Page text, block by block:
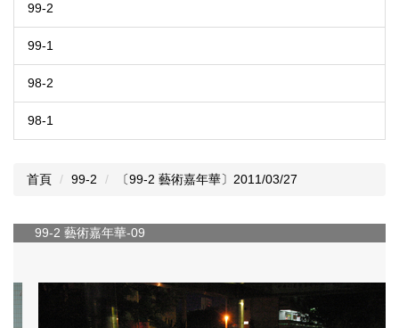
99-2
99-1
98-2
98-1
首頁 99-2 〔99-2 藝術嘉年華〕2011/03/27
99-2 藝術嘉年華-09